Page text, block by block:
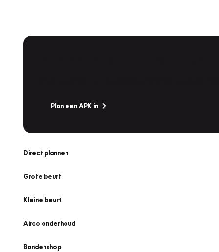
Plan een APK in
Direct plannen
Grote beurt
Kleine beurt
Airco onderhoud
Bandenshop